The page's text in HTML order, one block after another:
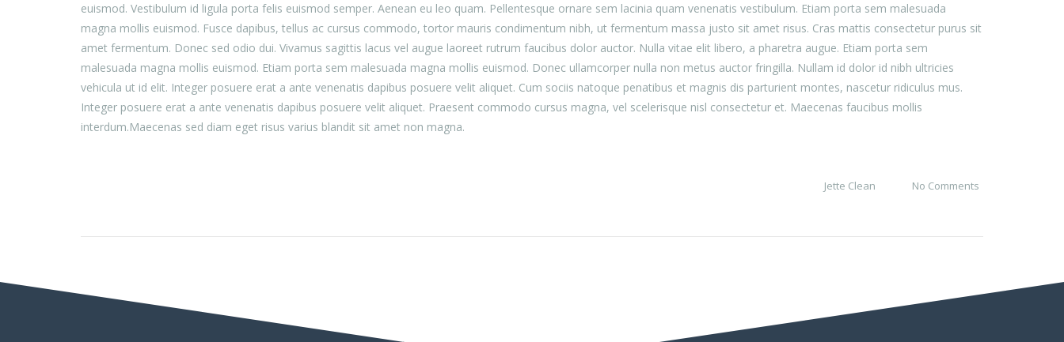
euismod. Vestibulum id ligula porta felis euismod semper. Aenean eu leo quam. Pellentesque ornare sem lacinia quam venenatis vestibulum. Etiam porta sem malesuada
magna mollis euismod. Fusce dapibus, tellus ac cursus commodo, tortor mauris condimentum nibh, ut fermentum massa justo sit amet risus. Cras mattis consectetur purus sit
amet fermentum. Donec sed odio dui. Vivamus sagittis lacus vel augue laoreet rutrum faucibus dolor auctor. Nulla vitae elit libero, a pharetra augue. Etiam porta sem
malesuada magna mollis euismod. Etiam porta sem malesuada magna mollis euismod. Donec ullamcorper nulla non metus auctor fringilla. Nullam id dolor id nibh ultricies
vehicula ut id elit. Integer posuere erat a ante venenatis dapibus posuere velit aliquet. Cum sociis natoque penatibus et magnis dis parturient montes, nascetur ridiculus mus.
Integer posuere erat a ante venenatis dapibus posuere velit aliquet. Praesent commodo cursus magna, vel scelerisque nisl consectetur et. Maecenas faucibus mollis
interdum.Maecenas sed diam eget risus varius blandit sit amet non magna.
Jette Clean No Comments